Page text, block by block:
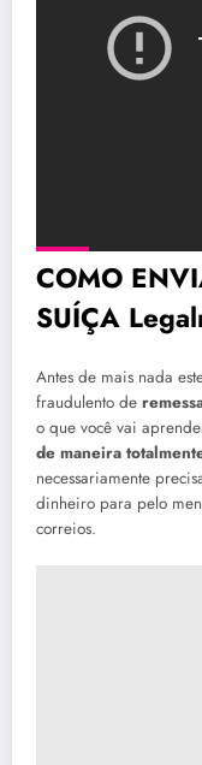
COMO
SUÍÇA
Antes de mais nada
fraudulento de
o que você vai
de maneira
necessariamente
dinheiro para pelo
correios.